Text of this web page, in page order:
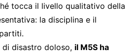
tocca il livello qualitativo della
la disciplina e il
disastro doloso, il M5S ha